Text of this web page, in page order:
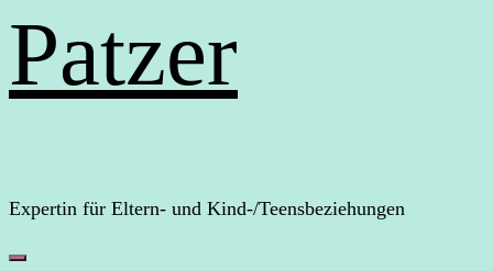
Patzer
Expertin für Eltern- und Kind-/Teensbeziehungen